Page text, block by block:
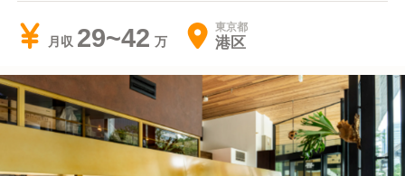
月収 29~42 東京都
港区